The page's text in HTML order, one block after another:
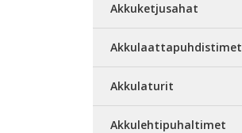
Akkuketjusahat
Akkulaattapuhdistimet
Akkulaturit
Akkulehtipuhaltimet